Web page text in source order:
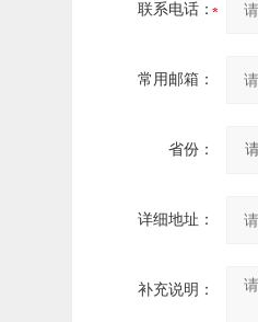
联系电话：
常用邮箱：
省份：
详细地址：
补充说明：